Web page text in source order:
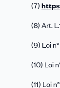
(7)
(8) Art.
(9) Loi
(10) Loi
(11) Loi